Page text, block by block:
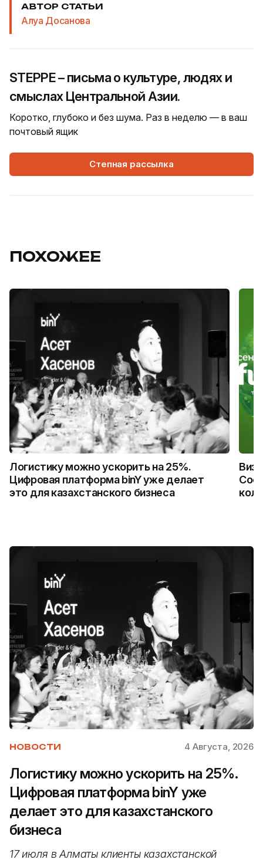
АВТОР СТАТЬИ
Алуа Досанова
STEPPE – письма о культуре, людях и
смыслах Центральной Азии.
Коротко, глубоко и без шума. Раз в неделю — в ваш
почтовый ящик
Степная рассылка
ПОХОЖЕЕ
Логистику можно ускорить на 25%.
Цифровая платформа binY уже делает
это для казахстанского бизнеса
НОВОСТИ 4 Августа, 2026
Логистику можно ускорить на 25%.
Цифровая платформа binY уже
делает это для казахстанского
бизнеса
17 июля в Алматы клиенты казахстанской